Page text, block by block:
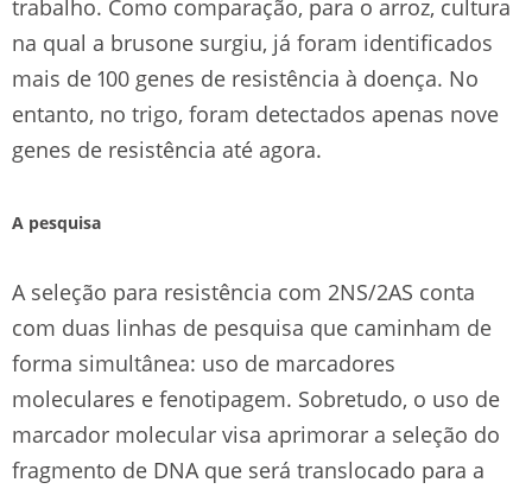
trabalho. Como comparação, para o arroz, cultura
na qual a brusone surgiu, já foram identificados
mais de 100 genes de resistência à doença. No
entanto, no trigo, foram detectados apenas nove
genes de resistência até agora.
A pesquisa
A seleção para resistência com 2NS/2AS conta
com duas linhas de pesquisa que caminham de
forma simultânea: uso de marcadores
moleculares e fenotipagem. Sobretudo, o uso de
marcador molecular visa aprimorar a seleção do
fragmento de DNA que será translocado para a